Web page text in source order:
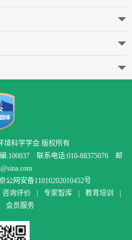
境科学学会 版权所有
:100037 联系电话:010-88375076 邮
公网安备11010202010452号
咨询评价 专家智库 教育培训
会员服务